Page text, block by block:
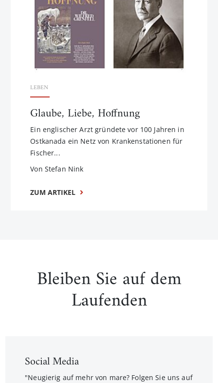
LEBEN
Glaube, Liebe, Hoffnung
Ein englischer Arzt gründete vor 100 Jahren in
Ostkanada ein Netz von Krankenstationen für
Fischer...
Von Stefan Nink
ZUM ARTIKEL
Bleiben Sie auf dem
Laufenden
Social Media
"Neugierig auf mehr von mare? Folgen Sie uns auf